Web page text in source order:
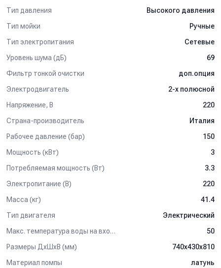
Тип давления
Высокого давления
Тип мойки
Ручные
Тип электропитания
Сетевые
Уровень шума (дБ)
69
Фильтр тонкой очистки
доп.опция
Электродвигатель
2-х полюсной
Напряжение, В
220
Страна-производитель
Италия
Рабочее давление (бар)
150
Мощность (кВт)
3
Потребляемая мощность (Вт)
3.3
Электропитание (В)
220
Масса (кг)
41.4
Тип двигателя
Электрический
Макс. температура воды на входе (°C)
50
Размеры ДхШхВ (мм)
740x430x810
Материал помпы
латунь